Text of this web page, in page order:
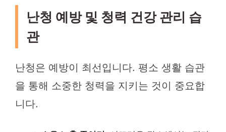
난청 예방 및 청력 건강 관리 습
관
난청은 예방이 최선입니다. 평소 생활 습관
을 통해 소중한 청력을 지키는 것이 중요합
니다.